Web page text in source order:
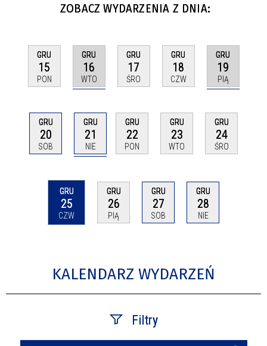
ZOBACZ WYDARZENIA Z DNIA:
GRU
15
PON
GRU
16
WTO
GRU
17
ŚRO
GRU
18
CZW
GRU
19
PIĄ
GRU
20
SOB
GRU
21
NIE
GRU
22
PON
GRU
23
WTO
GRU
24
ŚRO
GRU
25
CZW
GRU
26
PIĄ
GRU
27
SOB
GRU
28
NIE
KALENDARZ WYDARZEŃ
Filtry